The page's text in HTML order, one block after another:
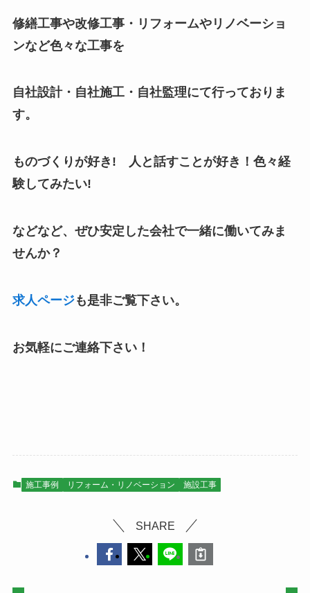
修繕工事や改修工事・リフォームやリノベーショ
ンなど色々な工事を
自社設計・自社施工・自社監理にて行っておりま
す。
ものづくりが好き! 人と話すことが好き！色々経
験してみたい!
などなど、ぜひ安定した会社で一緒に働いてみま
せんか？
求人ページも是非ご覧下さい。
お気軽にご連絡下さい！
施工事例 リフォーム・リノベーション 施設工事
SHARE